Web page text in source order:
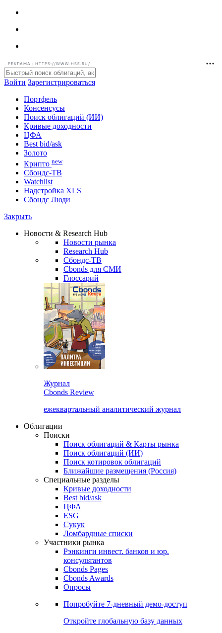
РЕКЛАМА • HTTPS://WWW.HSE.RU/
Войти Зарегистрироваться
Портфель
Консенсусы
Поиск облигаций (ИИ)
Кривые доходности
ЦФА
Best bid/ask
Золото
Крипто new
Сбондс-ТВ
Watchlist
Надстройка XLS
Сбондс Люди
Закрыть
Новости & Research Hub
Новости рынка
Research Hub
Сбондс-ТВ
Cbonds для СМИ
Глоссарий
Журнал
Cbonds Review
ежеквартальный аналитический журнал
Облигации
Поиски
Поиск облигаций & Карты рынка
Поиск облигаций (ИИ)
Поиск котировок облигаций
Ближайшие размещения (Россия)
Специальные разделы
Кривые доходности
Best bid/ask
ЦФА
ESG
Сукук
Ломбардные списки
Участники рынка
Рэнкинги инвест. банков и юр.
консультантов
Cbonds Pages
Cbonds Awards
Опросы
Попробуйте 7-дневный демо-доступ
Откройте глобальную базу данных